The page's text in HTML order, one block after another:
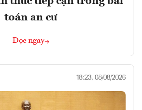
toán an cư
Đọc ngay
18:23, 08/08/2026